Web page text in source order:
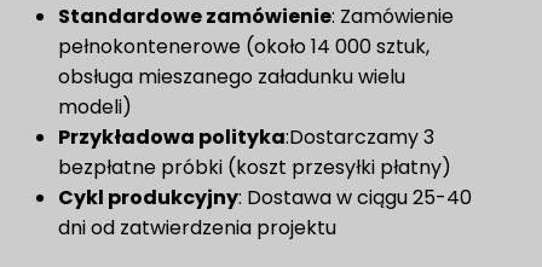
​Standardowe zamówienie​: Zamówienie
pełnokontenerowe (około 14 000 sztuk,
obsługa mieszanego załadunku wielu
modeli)
​Przykładowa polityka​:Dostarczamy 3
bezpłatne próbki (koszt przesyłki płatny)
Cykl produkcyjny: Dostawa w ciągu 25-40
dni od zatwierdzenia projektu